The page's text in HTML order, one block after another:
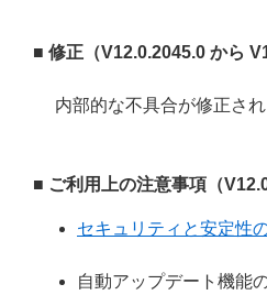
■ 修正（V12.0.2045.0 から
内部的な不具合が修正され
■ ご利用上の注意事項（
セキュリティと安定性
自動アップデート機能